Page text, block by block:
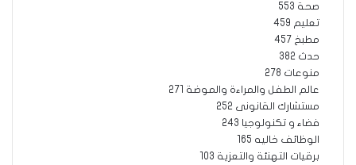
صحة 553
تعليم 459
مطبخ 457
حدث 382
منوعات 278
عالم الطفل والمراءة والموضة
271
مستشارك القانونى 252
فضاء و تكنولوجيا 243
الوظائف خاليه 165
برقيات التهنئة والتعزية 103